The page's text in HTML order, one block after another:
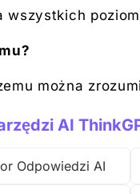
wszystkich
można
AI
Odpowiedzi AI